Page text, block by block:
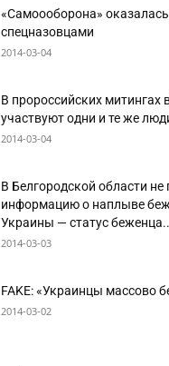
«Самоооборона»
спецназовцами
2014-03-04
В пророссийских митингах
участвуют одни и те же
2014-03-04
В Белгородской области
информацию о наплыве
Украины — статус
2014-03-03
FAKE: «Украинцы массово
2014-03-02